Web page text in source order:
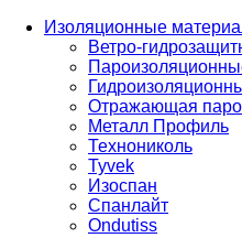
Изоляционные
Ветро-
Отражающая
Металл Профиль
Технониколь
Tyvek
Изоспан
Спанлайт
Ondutiss